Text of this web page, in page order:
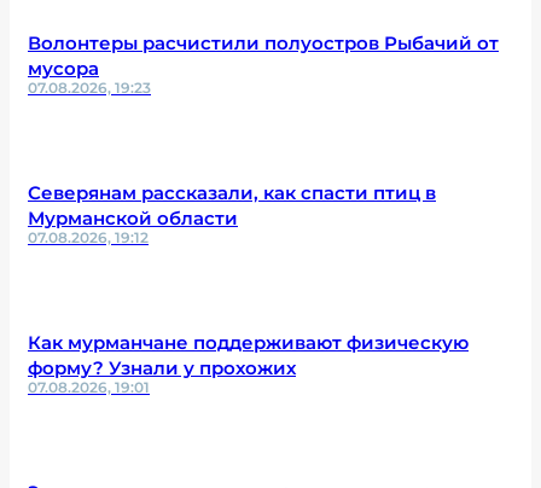
Волонтеры расчистили полуостров Рыбачий от
мусора
07.08.2026, 19:23
Северянам рассказали, как спасти птиц в
Мурманской области
07.08.2026, 19:12
Как мурманчане поддерживают физическую
форму? Узнали у прохожих
07.08.2026, 19:01